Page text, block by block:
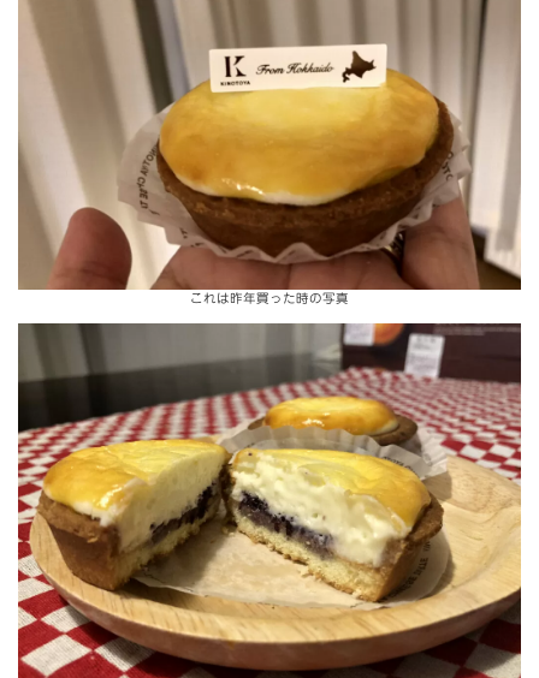
これは昨年買った時の写真